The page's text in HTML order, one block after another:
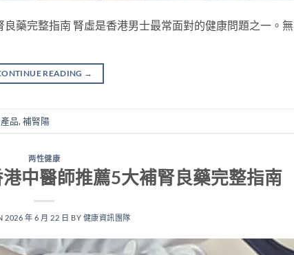
藥完整指南 腎虛是香港男士最常面對的健康問題之一。
READING →
品, 補腎陽
两性健康
中醫師推薦5大補腎良藥完整指南
2026 年 6 月 22 日 BY 健康資訊團隊